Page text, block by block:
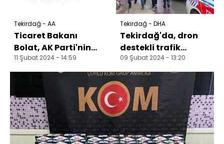
Tekirdağ - AA
Ticaret Bakanı
Bolat, AK Parti'nin
Tekirdağ mitinginde
konuştu:
11 Şubat 2024 - 14:59
Tekirdağ - DHA
Tekirdağ'da, dron
destekli trafik
denetiminde 2
kaçak göçmen
yakalandı
09 Şubat 2024 - 13:20